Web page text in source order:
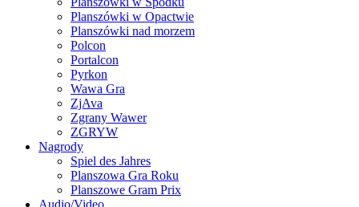
Planszówki w Opactwie
Planszówki nad morzem
Polcon
Portalcon
Pyrkon
Wawa Gra
ZjAva
Zgrany Wawer
ZGRYW
Nagrody
Spiel des Jahres
Planszowa Gra Roku
Planszowe Gram Prix
Audio/Video